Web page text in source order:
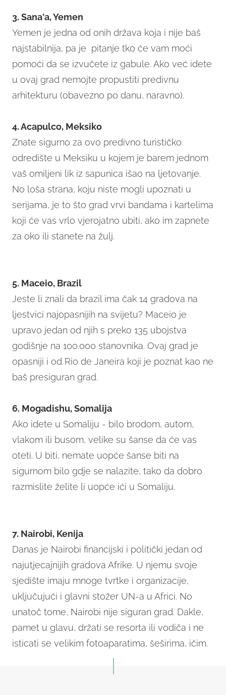
3. Sana'a, Yemen
Yemen je jedna od onih država koja i nije baš
najstabilnija, pa je pitanje tko će vam moći
pomoći da se izvučete iz gabule. Ako već idete
u ovaj grad nemojte propustiti predivnu
arhitekturu (obavezno po danu, naravno).
4. Acapulco, Meksiko
Znate sigurno za ovo predivno turističko
odredište u Meksiku u kojem je barem jednom
vaš omiljeni lik iz sapunica išao na ljetovanje.
No loša strana, koju niste mogli upoznati u
serijama, je to što grad vrvi bandama i kartelima
koji će vas vrlo vjerojatno ubiti, ako im zapnete
za oko ili stanete na žulj.
5. Maceio, Brazil
Jeste li znali da brazil ima čak 14 gradova na
ljestvici najopasnijih na svijetu? Maceio je
upravo jedan od njih s preko 135 ubojstva
godišnje na 100.000 stanovnika. Ovaj grad je
opasniji i od Rio de Janeira koji je poznat kao ne
baš presiguran grad.
6. Mogadishu, Somalija
Ako idete u Somaliju - bilo brodom, autom,
vlakom ili busom, velike su šanse da će vas
oteti. U biti, nemate uopće šanse biti na
sigurnom bilo gdje se nalazite, tako da dobro
razmislite želite li uopće ići u Somaliju.
7. Nairobi, Kenija
Danas je Nairobi financijski i politički jedan od
najutjecajnijih gradova Afrike. U njemu svoje
sjedište imaju mnoge tvrtke i organizacije,
uključujući i glavni stožer UN-a u Africi. No
unatoč tome, Nairobi nije siguran grad. Dakle,
pamet u glavu, držati se resorta ili vodiča i ne
isticati se velikim fotoaparatima, šeširima, ičim.